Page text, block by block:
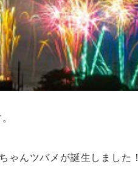
ゃんツバメが誕生しました！